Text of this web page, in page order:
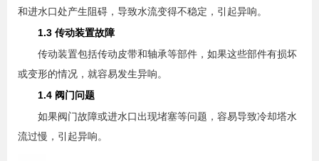
和进水口处产生阻碍，导致水流变得不稳定，引起异响。
1.3 传动装置故障
传动装置包括传动皮带和轴承等部件，如果这些部件有损坏
或变形的情况，就容易发生异响。
1.4 阀门问题
如果阀门故障或进水口出现堵塞等问题，容易导致冷却塔水
流过慢，引起异响。